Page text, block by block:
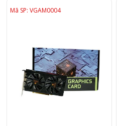
Mã SP: VGAM0004